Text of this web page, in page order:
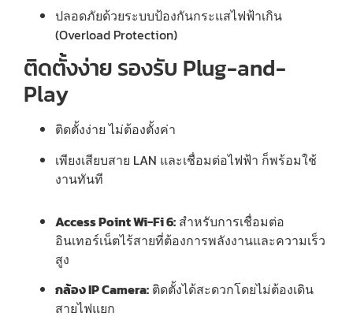
ปลอดภัยด้วยระบบป้องกันกระแสไฟฟ้าเกิน
(Overload Protection)
ติดตั้งง่าย รองรับ Plug-and-
Play
ติดตั้งง่าย ไม่ต้องตั้งค่า
เพียงเสียบสาย LAN และเชื่อมต่อไฟฟ้า ก็พร้อมใช้
งานทันที
Access Point Wi-Fi 6: สำหรับการเชื่อมต่อ
อินเทอร์เน็ตไร้สายที่ต้องการพลังงานและความเร็ว
สูง
กล้อง IP Camera: ติดตั้งได้สะดวกโดยไม่ต้องเดิน
สายไฟแยก